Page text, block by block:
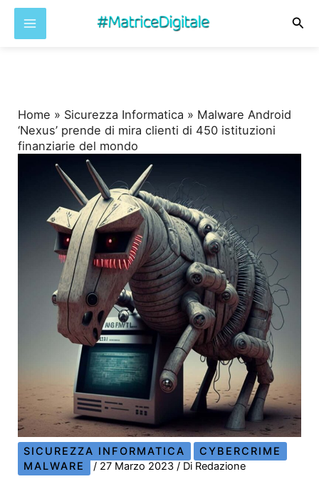
Home » Sicurezza Informatica » Malware Android
‘Nexus’ prende di mira clienti di 450 istituzioni
finanziarie del mondo
SICUREZZA INFORMATICA
CYBERCRIME
MALWARE
/ 27 Marzo 2023/ Di Redazione